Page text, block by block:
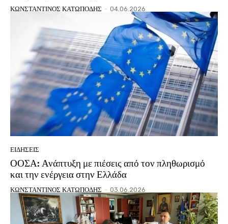
ΚΩΝΣΤΑΝΤΙΝΟΣ ΚΑΤΩΠΟΔΗΣ - 04.06.2026
ΕΙΔΗΣΕΙΣ
ΟΟΣΑ: Ανάπτυξη με πιέσεις από τον πληθωρισμό
και την ενέργεια στην Ελλάδα
ΚΩΝΣΤΑΝΤΙΝΟΣ ΚΑΤΩΠΟΔΗΣ - 03.06.2026